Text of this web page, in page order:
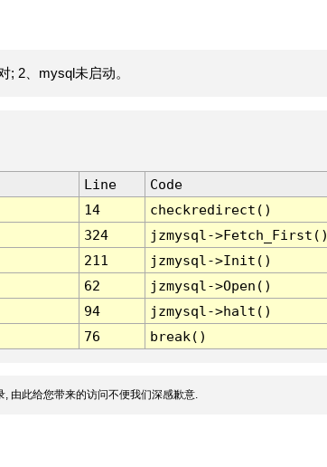
; 2、mysql未启动。
Line
Code
14
checkredirect()
324
jzmysql-
211
jzmysql->Init()
62
jzmysql->Open()
94
jzmysql->halt()
76 break()
由此给您带来的访问不便我们深感歉意.